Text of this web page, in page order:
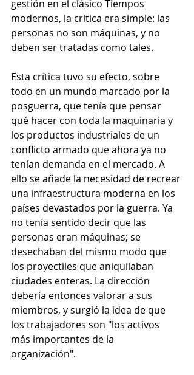
gestión en el clásico Tiempos
modernos, la crítica era simple: las
personas no son máquinas, y no
deben ser tratadas como tales.
Esta crítica tuvo su efecto, sobre
todo en un mundo marcado por la
posguerra, que tenía que pensar
qué hacer con toda la maquinaria y
los productos industriales de un
conflicto armado que ahora ya no
tenían demanda en el mercado. A
ello se añade la necesidad de recrear
una infraestructura moderna en los
países devastados por la guerra. Ya
no tenía sentido decir que las
personas eran máquinas; se
desechaban del mismo modo que
los proyectiles que aniquilaban
ciudades enteras. La dirección
debería entonces valorar a sus
miembros, y surgió la idea de que
los trabajadores son "los activos
más importantes de la
organización".